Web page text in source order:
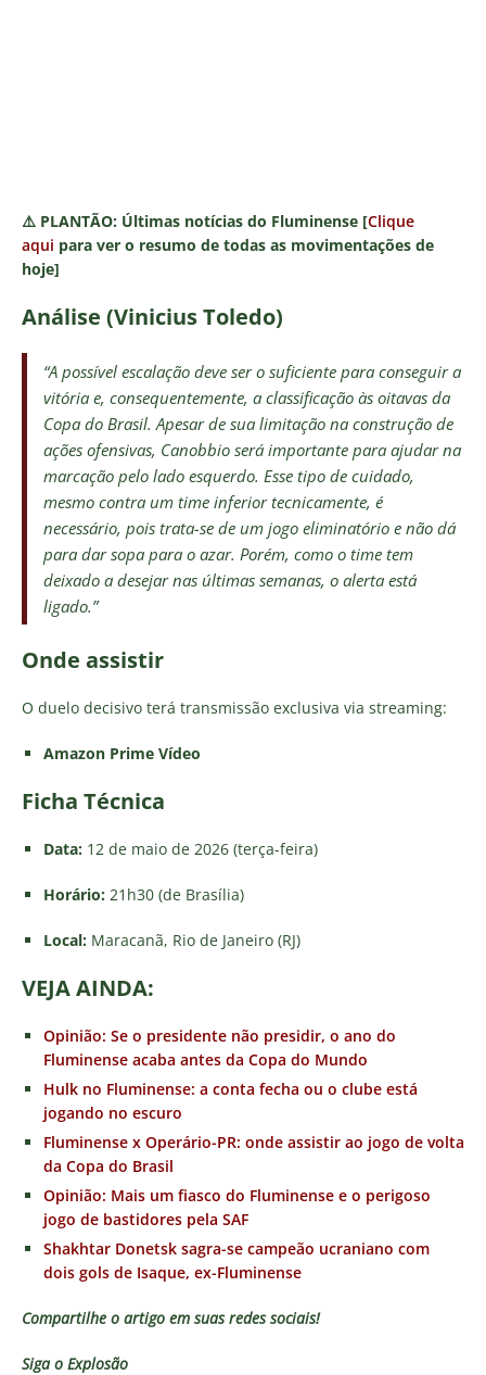
⚠️ PLANTÃO: Últimas notícias do Fluminense [Clique
aqui para ver o resumo de todas as movimentações de
hoje]
Análise (Vinicius Toledo)
“A possível escalação deve ser o suficiente para conseguir a
vitória e, consequentemente, a classificação às oitavas da
Copa do Brasil. Apesar de sua limitação na construção de
ações ofensivas, Canobbio será importante para ajudar na
marcação pelo lado esquerdo. Esse tipo de cuidado,
mesmo contra um time inferior tecnicamente, é
necessário, pois trata-se de um jogo eliminatório e não dá
para dar sopa para o azar. Porém, como o time tem
deixado a desejar nas últimas semanas, o alerta está
ligado.”
Onde assistir
O duelo decisivo terá transmissão exclusiva via streaming:
Amazon Prime Vídeo
Ficha Técnica
Data: 12 de maio de 2026 (terça-feira)
Horário: 21h30 (de Brasília)
Local: Maracanã, Rio de Janeiro (RJ)
VEJA AINDA:
Opinião: Se o presidente não presidir, o ano do
Fluminense acaba antes da Copa do Mundo
Hulk no Fluminense: a conta fecha ou o clube está
jogando no escuro
Fluminense x Operário-PR: onde assistir ao jogo de volta
da Copa do Brasil
Opinião: Mais um fiasco do Fluminense e o perigoso
jogo de bastidores pela SAF
Shakhtar Donetsk sagra-se campeão ucraniano com
dois gols de Isaque, ex-Fluminense
Compartilhe o artigo em suas redes sociais!
Siga o Explosão